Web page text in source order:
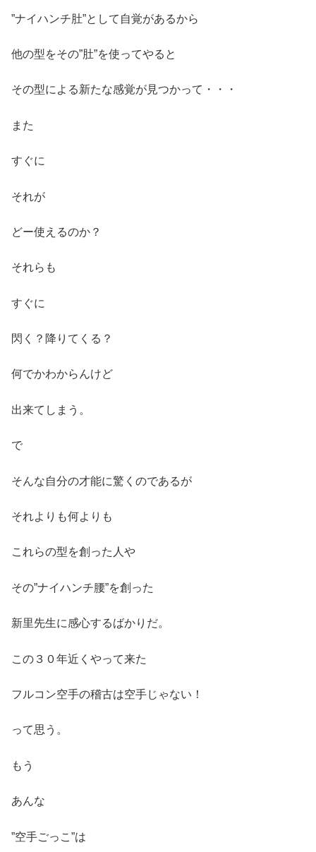
”ナイハンチ肚”として自覚があるから
他の型をその”肚”を使ってやると
その型による新たな感覚が見つかって・・・
また
すぐに
それが
どー使えるのか？
それらも
すぐに
閃く？降りてくる？
何でかわからんけど
出来てしまう。
で
そんな自分の才能に驚くのであるが
それよりも何よりも
これらの型を創った人や
その”ナイハンチ腰”を創った
新里先生に感心するばかりだ。
この３０年近くやって来た
フルコン空手の稽古は空手じゃない！
って思う。
もう
あんな
”空手ごっこ”は